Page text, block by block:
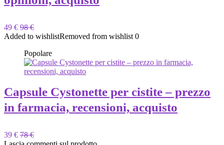
49 € 98 €
Added to wishlistRemoved from wishlist 0
Popolare
Capsule Cystonette per cistite – prezzo
in farmacia, recensioni, acquisto
39 € 78 €